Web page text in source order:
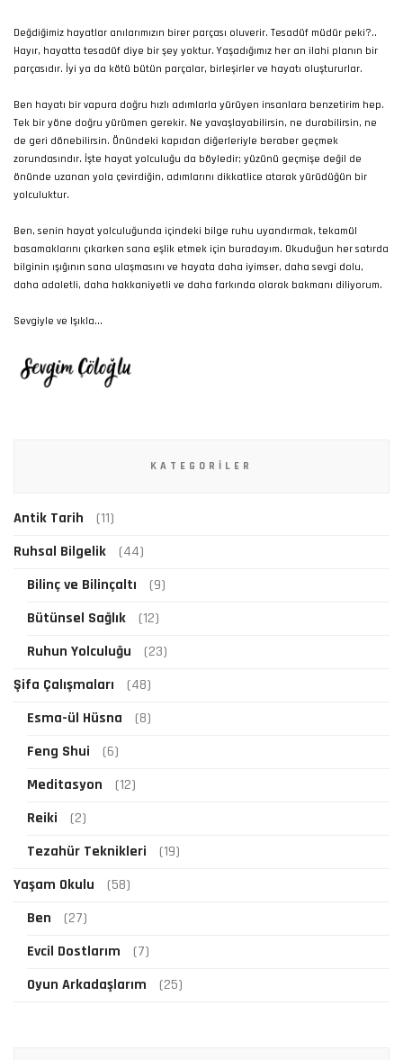
Değdiğimiz hayatlar anılarımızın birer parçası oluverir. Tesadüf müdür peki?..
Hayır, hayatta tesadüf diye bir şey yoktur. Yaşadığımız her an ilahi planın bir
parçasıdır. İyi ya da kötü bütün parçalar, birleşirler ve hayatı oluştururlar.
Ben hayatı bir vapura doğru hızlı adımlarla yürüyen insanlara benzetirim hep.
Tek bir yöne doğru yürümen gerekir. Ne yavaşlayabilirsin, ne durabilirsin, ne
de geri dönebilirsin. Önündeki kapıdan diğerleriyle beraber geçmek
zorundasındır. İşte hayat yolculuğu da böyledir; yüzünü geçmişe değil de
önünde uzanan yola çevirdiğin, adımlarını dikkatlice atarak yürüdüğün bir
yolculuktur.
Ben, senin hayat yolculuğunda içindeki bilge ruhu uyandırmak, tekamül
basamaklarını çıkarken sana eşlik etmek için buradayım. Okuduğun her satırda
bilginin ışığının sana ulaşmasını ve hayata daha iyimser, daha sevgi dolu,
daha adaletli, daha hakkaniyetli ve daha farkında olarak bakmanı diliyorum.
Sevgiyle ve Işıkla...
KATEGORILER
Antik Tarih
(11)
Ruhsal Bilgelik
(44)
Bilinç ve Bilinçaltı
(9)
Bütünsel Sağlık
(12)
Ruhun Yolculuğu
(23)
Şifa Çalışmaları
(48)
Esma-ül Hüsna
(8)
Feng Shui
(6)
Meditasyon
(12)
Reiki
(2)
Tezahür Teknikleri
(19)
Yaşam Okulu
(58)
Ben
(27)
Evcil Dostlarım
(7)
Oyun Arkadaşlarım
(25)